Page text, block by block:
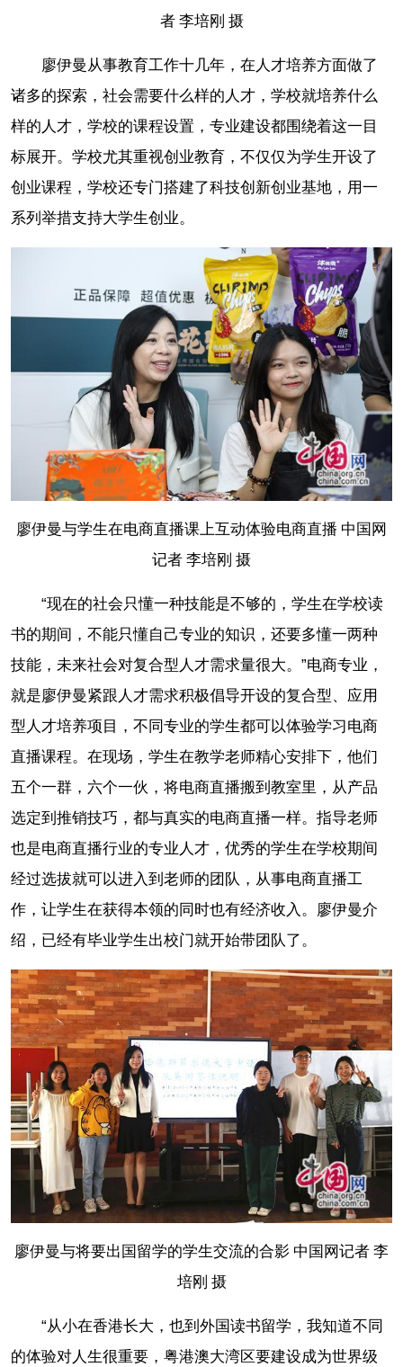
者 李培刚 摄
廖伊曼从事教育工作十几年，在人才培养方面做了
诸多的探索，社会需要什么样的人才，学校就培养什么
样的人才，学校的课程设置，专业建设都围绕着这一目
标展开。学校尤其重视创业教育，不仅仅为学生开设了
创业课程，学校还专门搭建了科技创新创业基地，用一
系列举措支持大学生创业。
廖伊曼与学生在电商直播课上互动体验电商直播 中国网
记者 李培刚 摄
“现在的社会只懂一种技能是不够的，学生在学校读
书的期间，不能只懂自己专业的知识，还要多懂一两种
技能，未来社会对复合型人才需求量很大。”电商专业，
就是廖伊曼紧跟人才需求积极倡导开设的复合型、应用
型人才培养项目，不同专业的学生都可以体验学习电商
直播课程。在现场，学生在教学老师精心安排下，他们
五个一群，六个一伙，将电商直播搬到教室里，从产品
选定到推销技巧，都与真实的电商直播一样。指导老师
也是电商直播行业的专业人才，优秀的学生在学校期间
经过选拔就可以进入到老师的团队，从事电商直播工
作，让学生在获得本领的同时也有经济收入。廖伊曼介
绍，已经有毕业学生出校门就开始带团队了。
廖伊曼与将要出国留学的学生交流的合影 中国网记者 李
培刚 摄
“从小在香港长大，也到外国读书留学，我知道不同
的体验对人生很重要，粤港澳大湾区要建设成为世界级